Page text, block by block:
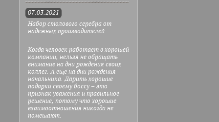
07.03.2021
Набор столового серебра от
надежных производителей
Когда человек работает в хорошей
компании, нельзя не обращать
внимание на дни рождения своих
коллег. А еще на дни рождения
начальника. Дарить хорошие
подарки своему боссу – это
признак уважения и правильное
решение, потому что хорошие
взаимоотношения никогда не
помешают.